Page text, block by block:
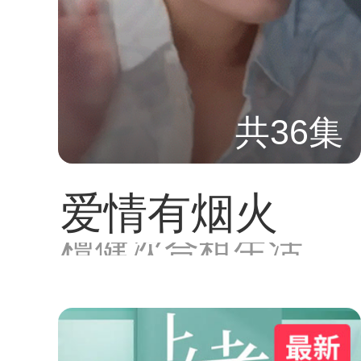
共36集
爱情有烟火
檀健次合租生活